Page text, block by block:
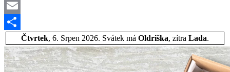
Mastodon
Email
ShareČtvrtek, 6. Srpen 2026. Svátek má Oldriška, zítra Lada.